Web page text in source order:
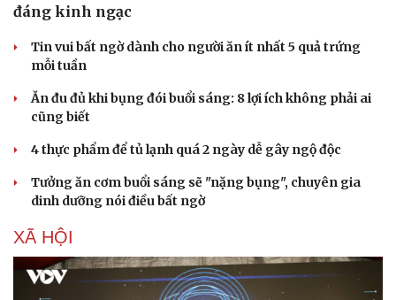
đáng kinh ngạc
Tin vui bất ngờ dành cho người ăn ít nhất 5 quả trứng
mỗi tuần
Ăn đu đủ khi bụng đói buổi sáng: 8 lợi ích không phải ai
cũng biết
4 thực phẩm để tủ lạnh quá 2 ngày dễ gây ngộ độc
Tưởng ăn cơm buổi sáng sẽ "nặng bụng", chuyên gia
dinh dưỡng nói điều bất ngờ
XÃ HỘI